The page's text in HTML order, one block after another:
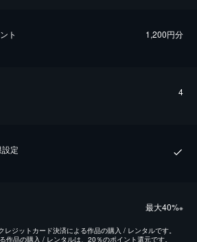
ト 1,200円分
4
定
最⼤40%※
ジットカード決済による作品の購入 / レンタルです。
作品の購入 / レンタルは、20％のポイント還元です。